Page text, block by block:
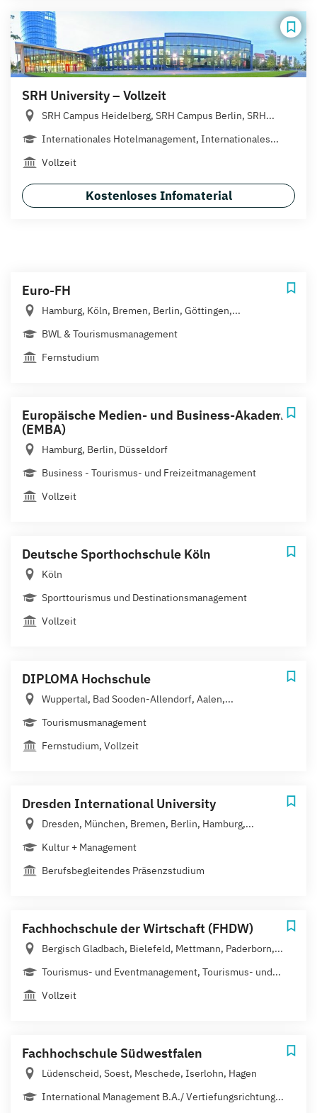
SRH University – Vollzeit
SRH Campus Heidelberg, SRH Campus Berlin, SRH...
Internationales Hotelmanagement, Internationales...
Vollzeit
Kostenloses Infomaterial
Euro-FH
Hamburg, Köln, Bremen, Berlin, Göttingen,...
BWL & Tourismusmanagement
Fernstudium
Europäische Medien- und Business-Akademie
(EMBA)
Hamburg, Berlin, Düsseldorf
Business - Tourismus- und Freizeitmanagement
Vollzeit
Deutsche Sporthochschule Köln
Köln
Sporttourismus und Destinationsmanagement
Vollzeit
DIPLOMA Hochschule
Wuppertal, Bad Sooden-Allendorf, Aalen,...
Tourismusmanagement
Fernstudium, Vollzeit
Dresden International University
Dresden, München, Bremen, Berlin, Hamburg,...
Kultur + Management
Berufsbegleitendes Präsenzstudium
Fachhochschule der Wirtschaft (FHDW)
Bergisch Gladbach, Bielefeld, Mettmann, Paderborn,...
Tourismus- und Eventmanagement, Tourismus- und...
Vollzeit
Fachhochschule Südwestfalen
Lüdenscheid, Soest, Meschede, Iserlohn, Hagen
International Management B.A./ Vertiefungsrichtung...